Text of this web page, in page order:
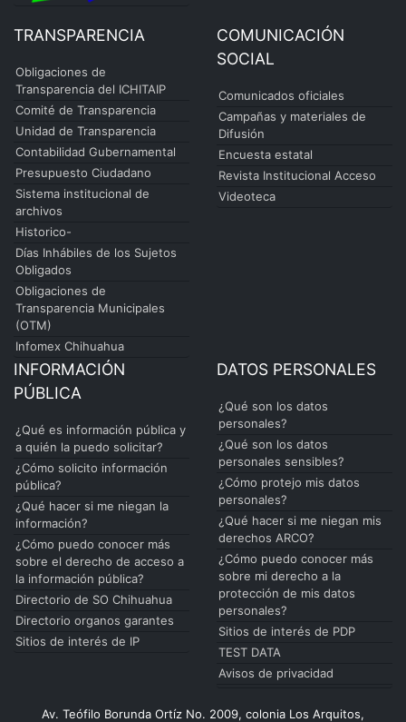
TRANSPARENCIA
Obligaciones de
Transparencia del ICHITAIP
Comité de Transparencia
Unidad de Transparencia
Contabilidad Gubernamental
Presupuesto Ciudadano
Sistema institucional de
archivos
Historico-
Días Inhábiles de los Sujetos
Obligados
Obligaciones de
Transparencia Municipales
(OTM)
Infomex Chihuahua
COMUNICACIÓN
SOCIAL
Comunicados oficiales
Campañas y materiales de
Difusión
Encuesta estatal
Revista Institucional Acceso
Videoteca
INFORMACIÓN
PÚBLICA
¿Qué es información pública y
a quién la puedo solicitar?
¿Cómo solicito información
pública?
¿Qué hacer si me niegan la
información?
¿Cómo puedo conocer más
sobre el derecho de acceso a
la información pública?
Directorio de SO Chihuahua
Directorio organos garantes
Sitios de interés de IP
DATOS PERSONALES
¿Qué son los datos
personales?
¿Qué son los datos
personales sensibles?
¿Cómo protejo mis datos
personales?
¿Qué hacer si me niegan mis
derechos ARCO?
¿Cómo puedo conocer más
sobre mi derecho a la
protección de mis datos
personales?
Sitios de interés de PDP
TEST DATA
Avisos de privacidad
Av. Teófilo Borunda Ortíz No. 2009, colonia Los Arquitos,